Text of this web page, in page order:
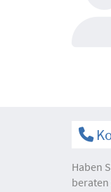
Haben
beraten